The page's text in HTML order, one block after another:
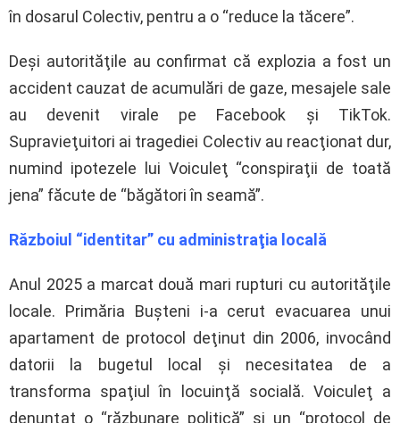
în dosarul Colectiv, pentru a o “reduce la tăcere”.
Deşi autorităţile au confirmat că explozia a fost un
accident cauzat de acumulări de gaze, mesajele sale
au devenit virale pe Facebook şi TikTok.
Supravieţuitori ai tragediei Colectiv au reacţionat dur,
numind ipotezele lui Voiculeţ “conspiraţii de toată
jena” făcute de “băgători în seamă”.
Războiul “identitar” cu administraţia locală
Anul 2025 a marcat două mari rupturi cu autorităţile
locale. Primăria Buşteni i-a cerut evacuarea unui
apartament de protocol deţinut din 2006, invocând
datorii la bugetul local şi necesitatea de a
transforma spaţiul în locuinţă socială. Voiculeţ a
denunţat o “răzbunare politică” şi un “protocol de